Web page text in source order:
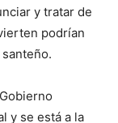
y tratar de
podrían
y se está a la